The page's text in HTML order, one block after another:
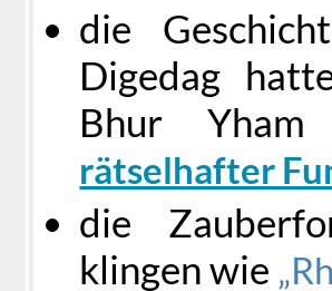
die
Digedag
Bhur
rätselhafter
die
klingen wie